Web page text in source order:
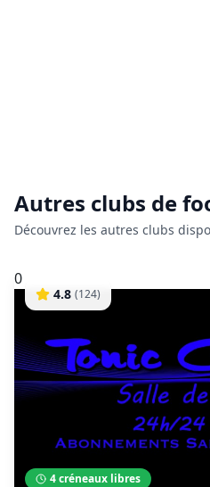
Autres clubs de
Découvrez les autres clubs
0
4.8 (124)
4créneaux libres